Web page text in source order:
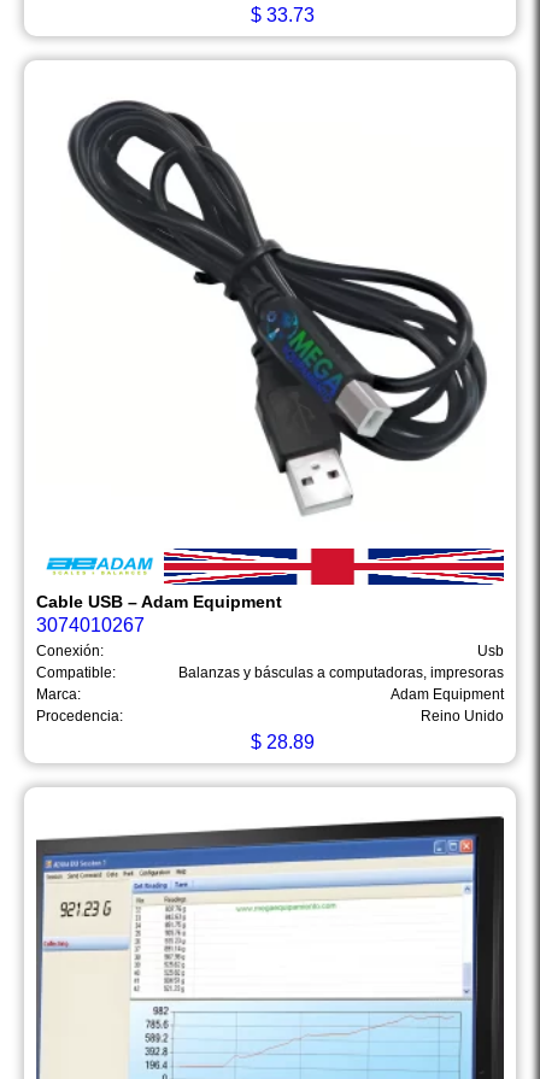
$33.73
Cable USB – Adam Equipment
3074010267
Conexión:
Usb
Compatible:
Balanzas y básculas a computadoras, impresoras
Marca:
Adam Equipment
Procedencia:
Reino Unido
$28.89